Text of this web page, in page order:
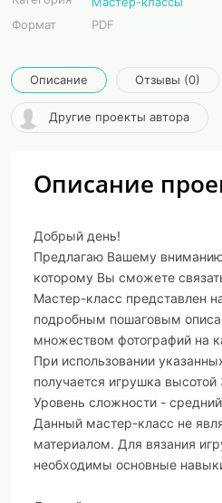
Формат
PDF
Описание Отзывы (0)
Другие проекты автора
Описание
Добрый день!
Предлагаю Вашему
которому Вы сможете
Мастер-класс представлен
подробным пошаговым
множеством фотографий на
При использовании
получается игрушка
Уровень сложности -
Данный мастер-класс не
материалом. Для вязания
необходимы основные